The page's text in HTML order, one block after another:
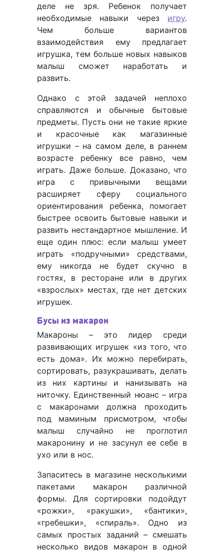
деле не зря. Ребенок получает
необходимые навыки через игру.
Чем больше вариантов
взаимодействия ему предлагает
игрушка, тем больше новых навыков
малыш сможет наработать и
развить.
Однако с этой задачей неплохо
справляются и обычные бытовые
предметы. Пусть они не такие яркие
и красочные как магазинные
игрушки – на самом деле, в раннем
возрасте ребенку все равно, чем
играть. Даже больше. Доказано, что
игра с привычными вещами
расширяет сферу социального
ориентирования ребенка, помогает
быстрее освоить бытовые навыки и
развить нестандартное мышление. И
еще один плюс: если малыш умеет
играть «подручными» средствами,
ему никогда не будет скучно в
гостях, в ресторане или в других
«взрослых» местах, где нет детских
игрушек.
Бусы из макарон
Макароны – это лидер среди
развивающих игрушек «из того, что
есть дома». Их можно перебирать,
сортировать, разукрашивать, делать
из них картины и нанизывать на
ниточку. Единственный нюанс – игра
с макаронами должна проходить
под маминым присмотром, чтобы
малыш случайно не проглотил
макаронину и не засунул ее себе в
ухо или в нос.
Запаситесь в магазине несколькими
пакетами макарон различной
формы. Для сортировки подойдут
«рожки», «ракушки», «бантики»,
«гребешки», «спираль». Одно из
самых простых заданий – смешать
несколько видов макарон в одной